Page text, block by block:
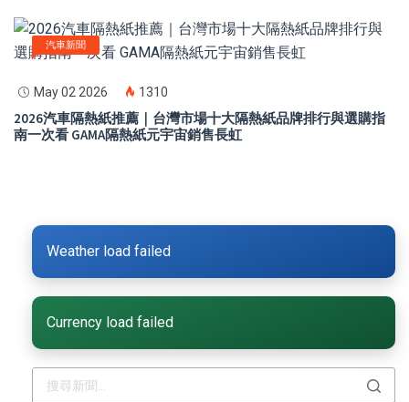
汽車新聞
May 02 2026 1310
2026汽車隔熱紙推薦｜台灣市場十大隔熱紙品牌排行與選購指
南一次看 GAMA隔熱紙元宇宙銷售長虹
Weather load failed
Currency load failed